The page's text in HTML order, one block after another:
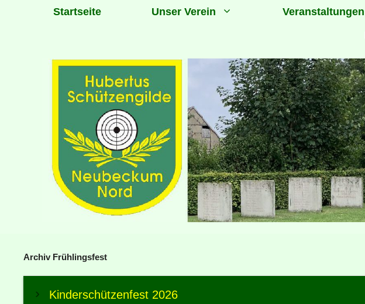
Startseite Unser Verein Veranstaltungen
Archiv Frühlingsfest
Kinderschützenfest 2026